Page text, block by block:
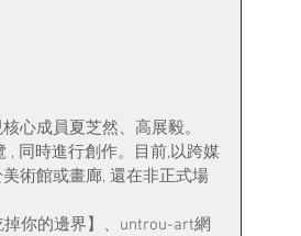
心成員夏芝然、高展毅。
, 同時進行創作。目前,以跨媒
術館或畫廊, 還在非正式場
你的邊界】、untrou-art網